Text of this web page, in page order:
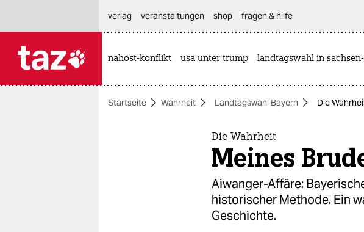
themen
verlag
veranstaltungen shop fragen & hilfe
nahost-konflikt usa unter trump landtagswahl in
Startseite Wahrheit Landtagswahl Bayern Die
Die Wahrheit
Meines
Aiwanger-Affäre:
historischer Methode. Ein
Geschichte.